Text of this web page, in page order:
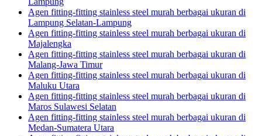
Agen fitting-fitting stainless steel murah berbagai ukuran di
Lampung Selatan-Lampung
Agen fitting-fitting stainless steel murah berbagai ukuran di
Majalengka
Agen fitting-fitting stainless steel murah berbagai ukuran di
Malang-Jawa Timur
Agen fitting-fitting stainless steel murah berbagai ukuran di
Maluku Utara
Agen fitting-fitting stainless steel murah berbagai ukuran di
Maros Sulawesi Selatan
Agen fitting-fitting stainless steel murah berbagai ukuran di
Medan-Sumatera Utara